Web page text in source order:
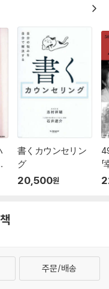
書くカウンセリン
グ
20,500원
주문/배송